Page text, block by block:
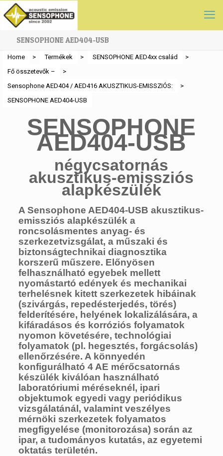
SENSOPHONE AED404-USB
Home > Termékek > SENSOPHONE AED4xx család
>
Fő összetevők –
>
Sensophone AED404 / AED416 AKUSZTIKUS-EMISSZIÓS:
>
SENSOPHONE AED404-USB
SENSOPHONE
AED404-USB
négycsatornás
akusztikus-emissziós
alapkészülék
A Sensophone AED404-USB akusztikus-
emissziós alapkészülék a
roncsolásmentes anyag- és
szerkezetvizsgálat, a műszaki és
biztonságtechnikai diagnosztika
korszerű műszere. Előnyösen
felhasználható egyebek mellett
nyomástartó edények és mechanikai
terhelésnek kitett szerkezetek hibáinak
(szivárgás, repedésterjedés, törés)
felderítésére, helyének lokalizálására, a
kifáradásos és korróziós folyamatok
nyomon követésére, technológiai
folyamatok (pl. hegesztés, forgácsolás)
ellenőrzésére. A könnyedén
konfigurálható 4 AE mérőcsatornás
készülék kiválóan használható
laboratóriumi méréseknél, ipari
objektumok egyedi vagy periódikus
vizsgálatánál, valamint veszélyes
mérnöki szerkezetek folyamatos
megfigyelése (monitorozása) során az
ipar, a tudományos kutatás, az egyetemi
oktatás területén.